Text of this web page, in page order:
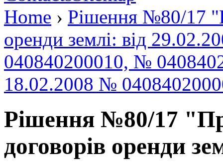
Home › Рішення №80/17
оренди землі: від
040840200010, №
18.02.2008 №
Рішення №80/17
договорів оренди